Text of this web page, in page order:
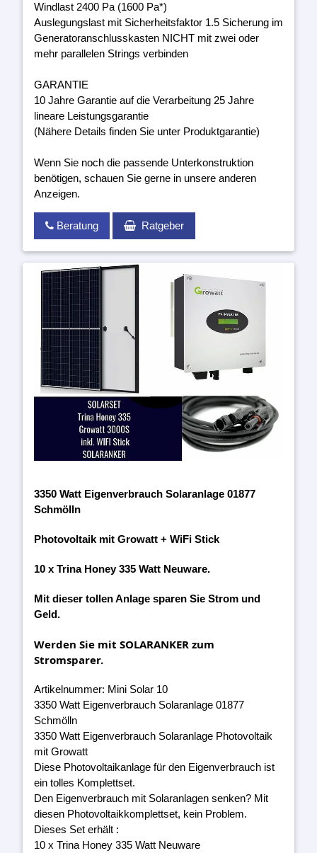
Windlast 2400 Pa (1600 Pa*)
Auslegungslast mit Sicherheitsfaktor 1.5 Sicherung im
Generatoranschlusskasten NICHT mit zwei oder
mehr parallelen Strings verbinden
GARANTIE
10 Jahre Garantie auf die Verarbeitung 25 Jahre
lineare Leistungsgarantie
(Nähere Details finden Sie unter Produktgarantie)
Wenn Sie noch die passende Unterkonstruktion
benötigen, schauen Sie gerne in unsere anderen
Anzeigen.
Beratung Ratgeber
3350 Watt Eigenverbrauch Solaranlage 01877
Schmölln
Photovoltaik mit Growatt + WiFi Stick
10 x Trina Honey 335 Watt Neuware.
Mit dieser tollen Anlage sparen Sie Strom und
Geld.
Werden Sie mit SOLARANKER zum
Stromsparer.
Artikelnummer: Mini Solar 10
3350 Watt Eigenverbrauch Solaranlage 01877
Schmölln
3350 Watt Eigenverbrauch Solaranlage Photovoltaik
mit Growatt
Diese Photovoltaikanlage für den Eigenverbrauch ist
ein tolles Komplettset.
Den Eigenverbrauch mit Solaranlagen senken? Mit
diesen Photovoltaikkomplettset, kein Problem.
Dieses Set erhält :
10 x Trina Honey 335 Watt Neuware